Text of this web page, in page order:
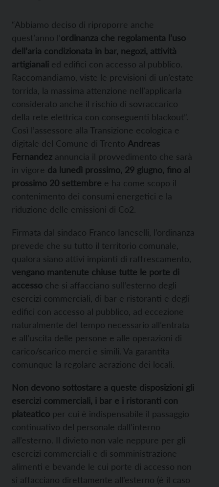
“Abbiamo deciso di riproporre anche
quest’anno l’ordinanza che regolamenta l’uso
dell’aria condizionata in bar, negozi, attività
artigianali ed edifici con accesso al pubblico.
Raccomandiamo, viste le previsioni di un’estate
torrida, la massima attenzione nell’applicarla
considerato anche il rischio di sovraccarico
della rete elettrica con conseguenti blackout”.
Così l’assessore alla Transizione ecologica e
digitale del Comune di Trento Andreas
Fernandez annuncia il provvedimento che sarà
in vigore da lunedì prossimo, 29 giugno, fino al
prossimo 20 settembre e ha come scopo il
contenimento dei consumi energetici e la
riduzione delle emissioni di Co2.
Firmata dal sindaco Franco Ianeselli, l’ordinanza
prevede che su tutto il territorio comunale,
qualora siano attivi impianti di raffrescamento,
vengano mantenute chiuse tutte le porte di
accesso che si affacciano sull’esterno degli
esercizi commerciali, di bar e ristoranti e degli
edifici con accesso al pubblico, ad eccezione
naturalmente del tempo necessario all’entrata
e all’uscita delle persone e alle operazioni di
carico/scarico merci e simili. Va garantita
comunque la regolare aerazione dei locali.
Non devono sottostare a queste disposizioni gli
esercizi commerciali, i bar e i ristoranti con
plateatico per cui è indispensabile il passaggio
continuativo del personale dall’interno
all’esterno. Il divieto non vale neppure per gli
esercizi commerciali e di somministrazione
alimenti e bevande le cui porte di accesso non
si affacciano direttamente all’esterno (è il caso